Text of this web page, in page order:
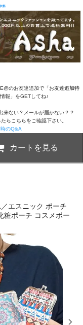
料
のお友達追加で「お友達追加特
報」をGETしてね♪
来ない？メールが届かない？？
たらこちらをご確認下さい。
のQ&A
カートを見る
エスニック ポーチ
粧ポーチ コスメポー